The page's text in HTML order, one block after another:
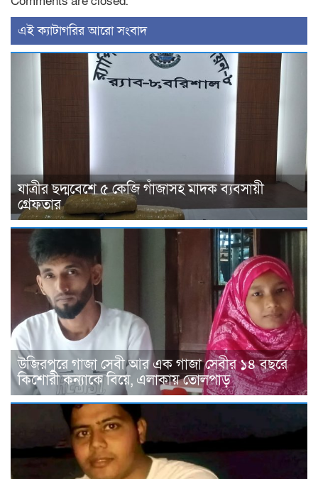
‍এই ক্যাটাগরির ‍আরো সংবাদ
যাত্রীর ছদ্মবেশে ৫ কেজি গাঁজাসহ মাদক ব্যবসায়ী
গ্রেফতার
উজিরপুরে গাজা সেবী আর এক গাজা সেবীর ১৪ বছরে
কিশোরী কন্যাকে বিয়ে, এলাকায় তোলপাড়